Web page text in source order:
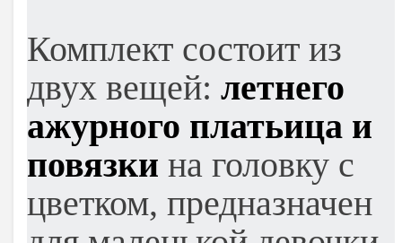
Комплект состоит из
двух вещей: летнего
ажурного платьица и
повязки на головку с
цветком, предназначен